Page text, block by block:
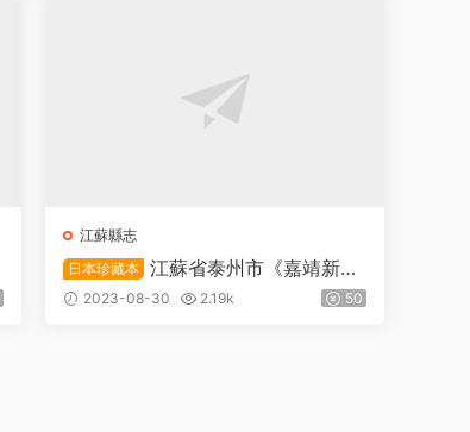
江蘇縣志
日本珍藏本 江蘇省泰州市《嘉靖新修
靖江縣志》八卷 明 王叔杲 張秉铎修
2023-08-30 2.19k 50